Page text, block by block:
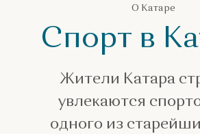
Спорт в Катаре
О Катаре
Спорт в
Жители Катара
увлекаются
одного из